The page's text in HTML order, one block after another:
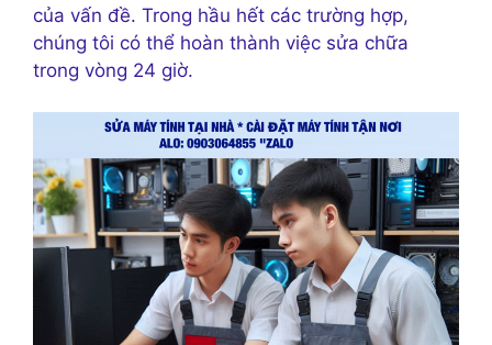
của vấn đề. Trong hầu hết các trường hợp,
chúng tôi có thể hoàn thành việc sửa chữa
trong vòng 24 giờ.